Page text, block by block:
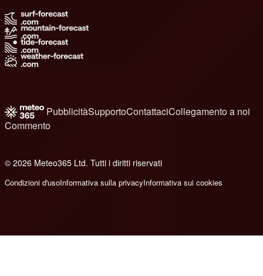
PubblicitàSupportoContattaciCollegamento a noi
Commento
© 2026 Meteo365 Ltd. Tutti i diritti riservati
Condizioni d'usoInformativa sulla privacyInformativa sui cookies